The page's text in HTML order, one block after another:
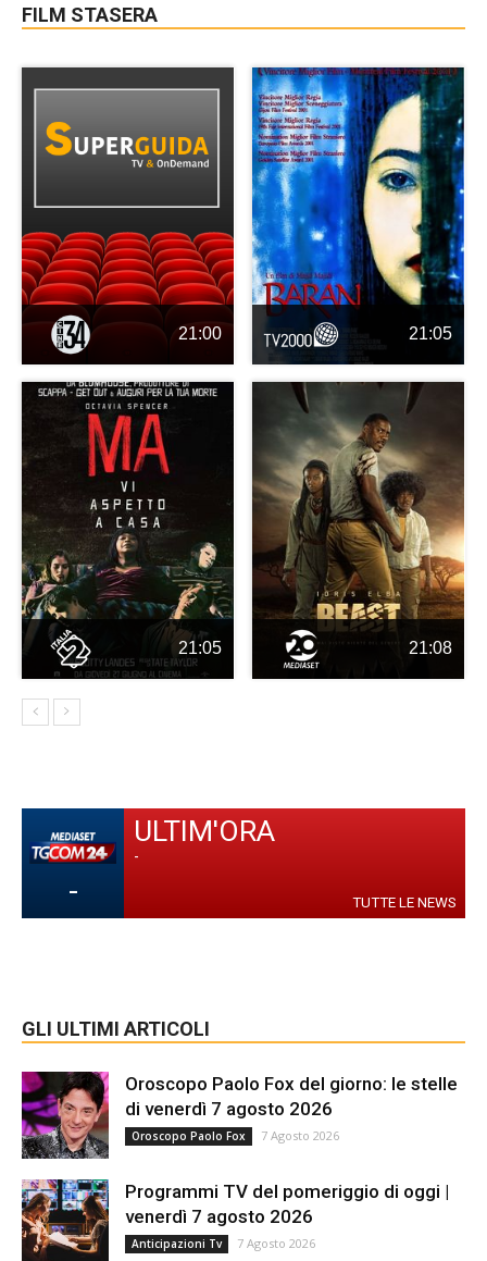
FILM STASERA
21:00 21:05
21:05 21:08
-
ULTIM'ORA
-
TUTTE LE NEWS
GLI ULTIMI ARTICOLI
Oroscopo Paolo Fox del giorno: le stelle
di venerdì 7 agosto 2026
Oroscopo Paolo Fox 7 Agosto 2026
Programmi TV del pomeriggio di oggi |
venerdì 7 agosto 2026
Anticipazioni Tv 7 Agosto 2026